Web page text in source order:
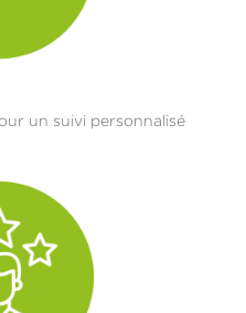
un suivi personnalisé